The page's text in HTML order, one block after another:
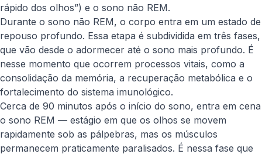
rápido dos olhos”) e o sono não REM.
Durante o sono não REM, o corpo entra em um estado de
repouso profundo. Essa etapa é subdividida em três fases,
que vão desde o adormecer até o sono mais profundo. É
nesse momento que ocorrem processos vitais, como a
consolidação da memória, a recuperação metabólica e o
fortalecimento do sistema imunológico.
Cerca de 90 minutos após o início do sono, entra em cena
o sono REM — estágio em que os olhos se movem
rapidamente sob as pálpebras, mas os músculos
permanecem praticamente paralisados. É nessa fase que